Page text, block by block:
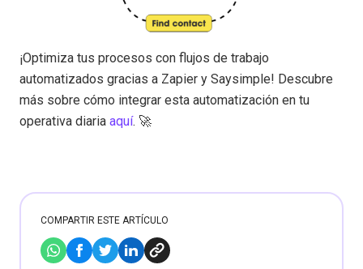
¡Optimiza tus procesos con flujos de trabajo
automatizados gracias a Zapier y Saysimple! Descubre
más sobre cómo integrar esta automatización en tu
operativa diaria aquí. 🚀
COMPARTIR ESTE ARTÍCULO